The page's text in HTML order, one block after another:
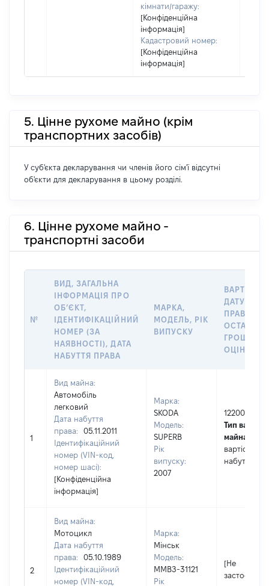
кімнати/гаражу:
[Конфіденційна
інформація]
Кадастровий номер:
[Конфіденційна
інформація]
5. Цінне рухоме майно (крім
транспортних засобів)
У суб'єкта декларування чи членів його сім'ї відсутні
об'єкти для декларування в цьому розділі.
6. Цінне рухоме майно -
транспортні засоби
№
ВИД, ЗАГАЛЬНА
ІНФОРМАЦІЯ ПРО
ОБʼЄКТ,
ІДЕНТИФІКАЦІЙНИЙ
НОМЕР (ЗА
НАЯВНОСТІ), ДАТА
НАБУТТЯ ПРАВА
МАРКА,
МОДЕЛЬ, РІК
ВИПУСКУ
ВАРТІСТЬ
ДАТУ
ПРАВА
ОЦІНКОЮ,
1
Вид майна:
Автомобіль
легковий
Дата набуття
права:
05.11.2011
Ідентифікаційний
номер (VIN-код,
номер шасі):
[Конфіденційна
інформація]
Марка:
SKODA
Модель:
SUPERB
Рік
випуску:
2007
122000
Тип
майна:
вартість на
набуття
2
Вид майна:
Мотоцикл
Дата набуття
права:
05.10.1989
Ідентифікаційний
номер (VIN-код,
Марка:
Мінськ
Модель:
ММВЗ-31121
Рік
[Не